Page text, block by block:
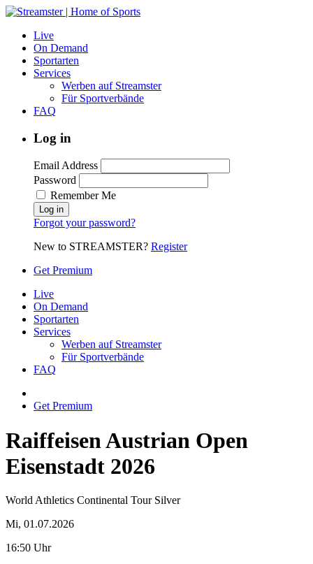
Live
On Demand
Sportarten
Services
Werben auf Streamster
Für Sportverbände
FAQ
Log in
Email Address
Password
Remember Me
Forgot your password?
New to STREAMSTER? Register
Get Premium
Live
On Demand
Sportarten
Services
Werben auf Streamster
Für Sportverbände
FAQ
Get Premium
Raiffeisen Austrian Open
Eisenstadt 2026
World Athletics Continental Tour Silver
Mi, 01.07.2026
16:50 Uhr